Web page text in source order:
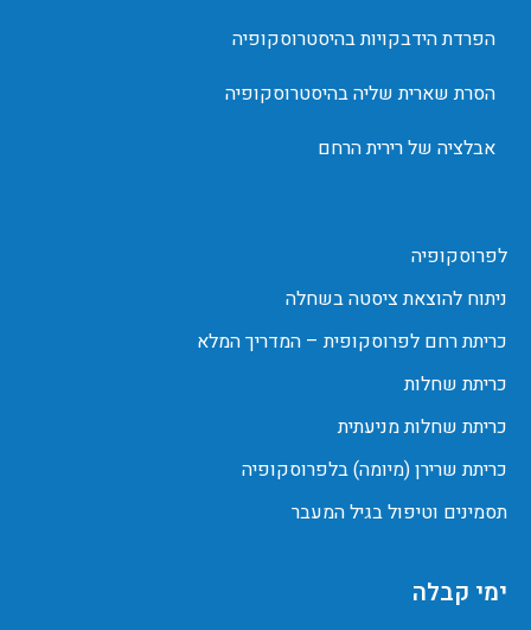
הפרדת הידבקויות בהיסטרוסקופיה
הסרת שארית שליה בהיסטרוסקופיה
אבלציה של רירית הרחם
לפרוסקופיה
ניתוח להוצאת ציסטה בשחלה
כריתת רחם לפרוסקופית – המדריך המלא
כריתת שחלות
כריתת שחלות מניעתית
כריתת שרירן (מיומה) בלפרוסקופיה
תסמינים וטיפול בגיל המעבר
ימי קבלה